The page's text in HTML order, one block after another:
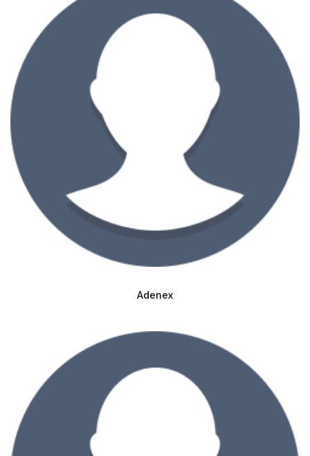
Adenex